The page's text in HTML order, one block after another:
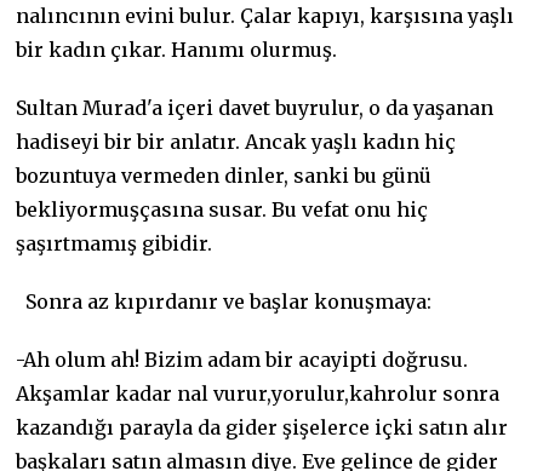
nalıncının evini bulur. Çalar kapıyı, karşısına yaşlı
bir kadın çıkar. Hanımı olurmuş.
Sultan Murad'a içeri davet buyrulur, o da yaşanan
hadiseyi bir bir anlatır. Ancak yaşlı kadın hiç
bozuntuya vermeden dinler, sanki bu günü
bekliyormuşçasına susar. Bu vefat onu hiç
şaşırtmamış gibidir.
Sonra az kıpırdanır ve başlar konuşmaya:
-Ah olum ah! Bizim adam bir acayipti doğrusu.
Akşamlar kadar nal vurur,yorulur,kahrolur sonra
kazandığı parayla da gider şişelerce içki satın alır
başkaları satın almasın diye. Eve gelince de gider